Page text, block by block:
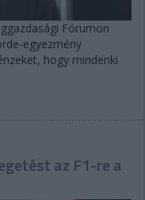
Fórumon
egyezmény
hogy mindenki
az F1-re a